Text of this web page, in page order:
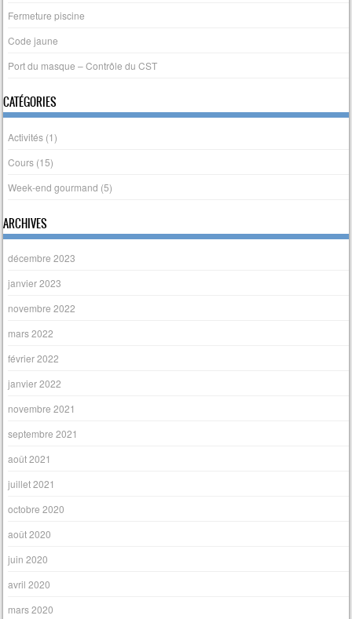
Fermeture piscine
Code jaune
Port du masque – Contrôle du CST
CATÉGORIES
Activités (1)
Cours (15)
Week-end gourmand (5)
ARCHIVES
décembre 2023
janvier 2023
novembre 2022
mars 2022
février 2022
janvier 2022
novembre 2021
septembre 2021
août 2021
juillet 2021
octobre 2020
août 2020
juin 2020
avril 2020
mars 2020